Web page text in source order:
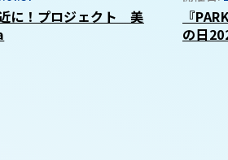
に！プロジェクト 美
『PARK
の日